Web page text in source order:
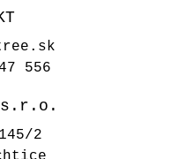
556
s.r.o.
2